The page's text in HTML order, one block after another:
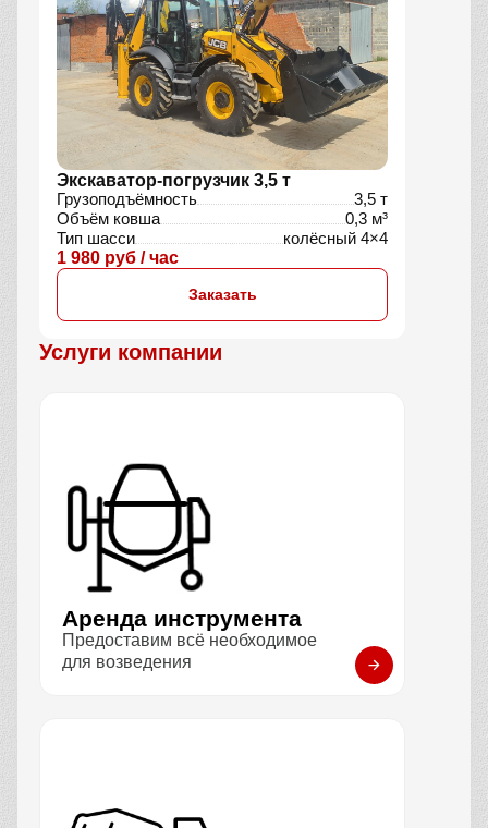
Экскаватор-погрузчик 3,5 т
Грузоподъёмность
3,5 т
Объём ковша
0,3 м³
Тип шасси
колёсный 4×4
1 980 руб / час
Заказать
Услуги компании
Аренда инструмента
Предоставим всё необходимое
для возведения